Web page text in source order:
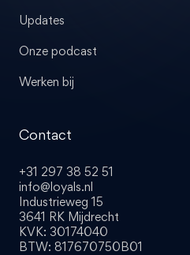
Updates
Onze podcast
Werken bij
Contact
+31 297 38 52 51
info@loyals.nl
Industrieweg 15
3641 RK Mijdrecht
KVK: 30174040
BTW: 817670750B01